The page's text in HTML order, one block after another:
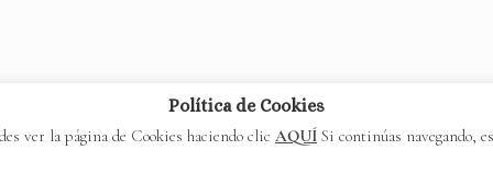
Betania · Web realizada porFátima Cortell | Disseny
Política de Cookies
ver la página de Cookies haciendo clic AQUÍ Si continúas navegando,